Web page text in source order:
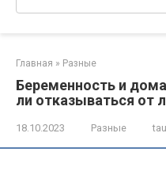
Главная » Разные
Беременность и
ли отказываться от
18.10.2023 Разные